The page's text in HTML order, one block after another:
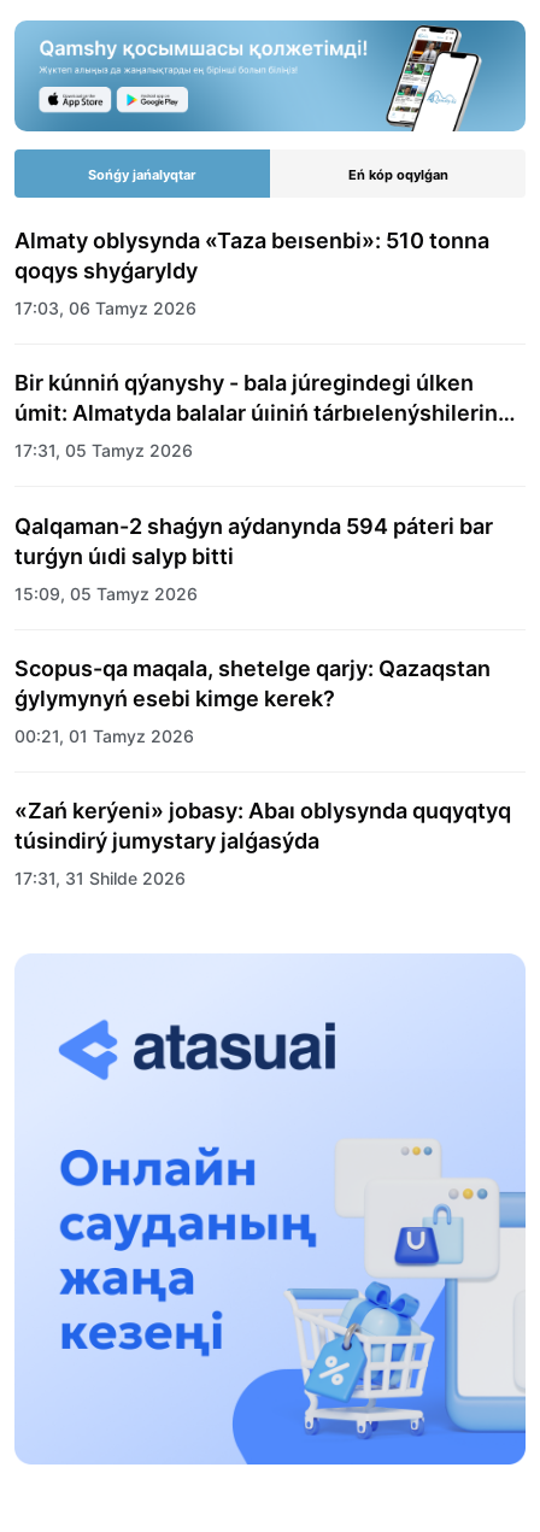
Sońǵy jańalyqtar Eń kóp oqylǵan
Almaty oblysynda «Taza beısenbi»: 510 tonna
qoqys shyǵaryldy
17:03, 06 Tamyz 2026
Bir kúnniń qýanyshy - bala júregindegi úlken
úmit: Almatyda balalar úıiniń tárbıelenýshilerine
merekelik kún uıymdastyryldy
17:31, 05 Tamyz 2026
Qalqaman-2 shaǵyn aýdanynda 594 páteri bar
turǵyn úıdi salyp bitti
15:09, 05 Tamyz 2026
Scopus-qa maqala, shetelge qarjy: Qazaqstan
ǵylymynyń esebi kimge kerek?
00:21, 01 Tamyz 2026
«Zań kerýeni» jobasy: Abaı oblysynda quqyqtyq
túsindirý jumystary jalǵasýda
17:31, 31 Shilde 2026
Halyqaralyq «Formýla-1 H2O» jarysyn Qonaev
13:13, 30 Shilde 2026
12:01, 28 Shilde 2026
Abzal Dostıar: Dýman Muhametkárimdi Almaty
túrmesine aýystyrýy múmkin
16:15, 27 Shilde 2026
Óskenbaı Qulataıuly: Rýhanıatqa qyzmet etken
17:46, 26 Shilde 2026